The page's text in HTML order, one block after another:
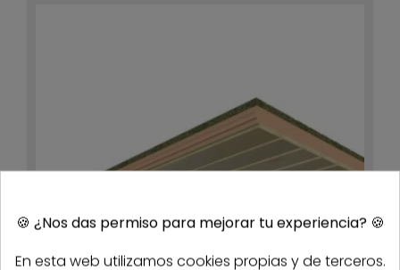
🍪 ¿Nos das permiso para mejorar tu experiencia? 🍪
En esta web utilizamos cookies propias y de terceros.